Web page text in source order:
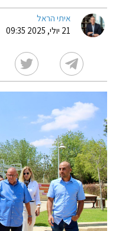
איתי הראל
21 יולי, 2025 09:35